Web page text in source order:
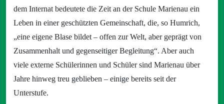
dem Internat bedeutete die Zeit an der Schule Marienau ein
Leben in einer geschützten Gemeinschaft, die, so Humrich,
„eine eigene Blase bildet – offen zur Welt, aber geprägt von
Zusammenhalt und gegenseitiger Begleitung“. Aber auch
viele externe Schülerinnen und Schüler sind Marienau über
Jahre hinweg treu geblieben – einige bereits seit der
Unterstufe.